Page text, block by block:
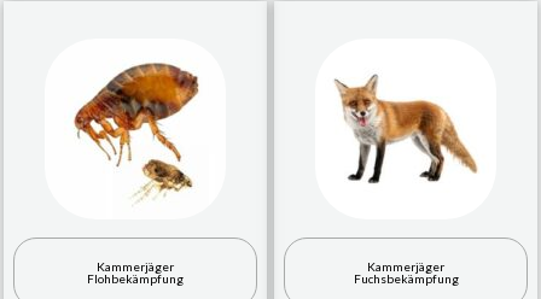
Kammerjäger
Flohbekämpfung
Kammerjäger
Fuchsbekämpfung